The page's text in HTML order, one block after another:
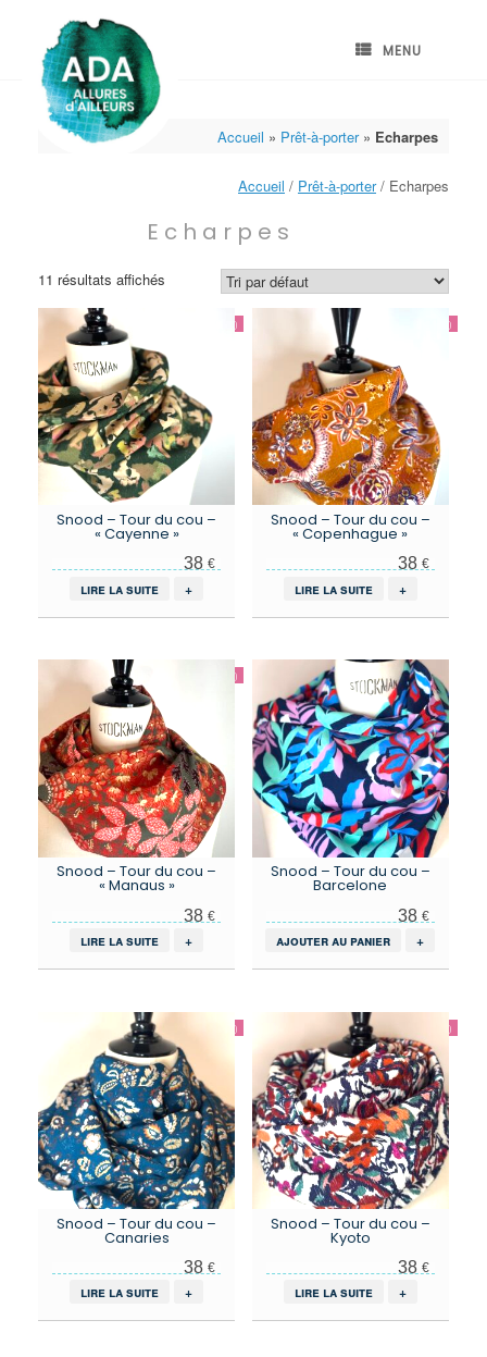
content
MENU
Accueil » Prêt-à-porter» Echarpes
Accueil / Prêt-à-porter/ Echarpes
Echarpes
11 résultats affichés
Snood – Tour du cou –
« Cayenne »
38€
lire la suite +
Snood – Tour du cou –
« Copenhague »
38 €
lire la suite +
Snood – Tour du cou –
« Manaus »
38€
lire la suite +
Snood – Tour du cou –
Barcelone
38 €
ajouter au panier +
Snood – Tour du cou –
Canaries
38€
lire la suite +
Snood – Tour du cou –
Kyoto
38 €
lire la suite +